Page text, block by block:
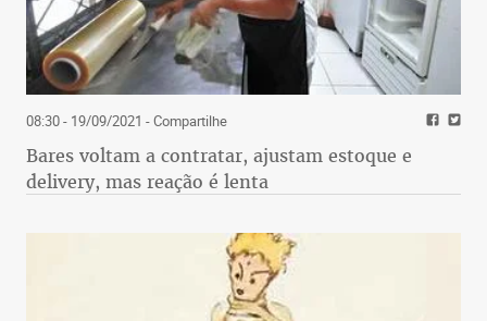
08:30 - 19/09/2021 - Compartilhe
Bares voltam a contratar, ajustam estoque e
delivery, mas reação é lenta